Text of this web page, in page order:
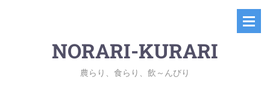
NORARI-KURARI
農らり、食らり、飲～んびり